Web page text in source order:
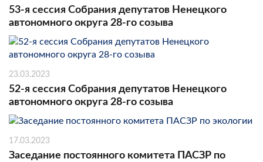
53-я сессия Собрания депутатов Ненецкого
автономного округа 28-го созыва
23.03.2023
52-я сессия Собрания депутатов Ненецкого
автономного округа 28-го созыва
17.03.2023
Заседание постоянного комитета ПАСЗР по